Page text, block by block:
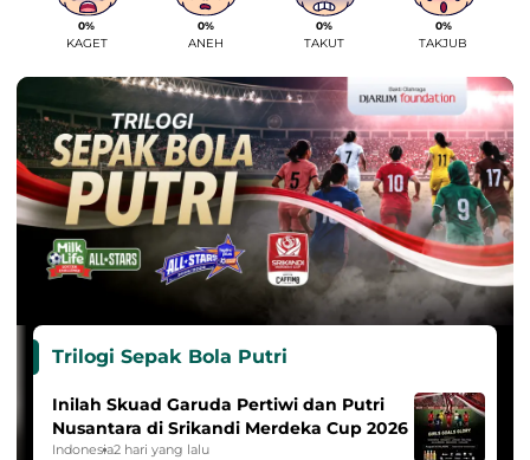
0%
KAGET
0%
ANEH
0%
TAKUT
0%
TAKJUB
Trilogi Sepak Bola Putri
Inilah Skuad Garuda Pertiwi dan Putri
Nusantara di Srikandi Merdeka Cup 2026
Indonesia2 hari yang lalu